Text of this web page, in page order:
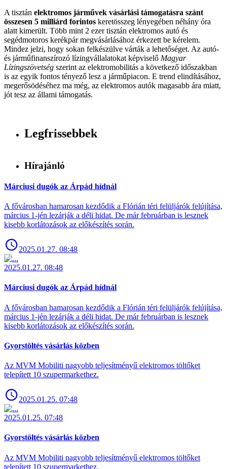
A tisztán elektromos járművek vásárlási támogatásra szánt
összesen 5 milliárd forintos keretösszeg lényegében néhány óra
alatt kimerült. Több mint 2 ezer tisztán elektromos autó és
segédmotoros kerékpár megvásárlásához érkezett be kérelem.
Mindez jelzi, hogy sokan felkészülve várták a lehetőséget. Az autó-
és járműfinanszírozó lízingvállalatokat képviselő Magyar
Lízingszövetség szerint az elektromobilitás a következő időszakban
is az egyik fontos tényező lesz a járműpiacon. E trend elindításához,
megerősödéséhez ma még, az elektromos autók magasabb ára miatt,
jót tesz az állami támogatás.
Legfrissebbek
Hírajánló
Márciusi dugók az Árpád hídnál
A fővárosban hamarosan kezdődik a Flórián téri felüljárók felújítása,
március 1-jén lezárják a déli hidat. De már februárban is lesznek
kisebb korlátozások az előkészítés során.
2025.01.27. 08:48
2025.01.27. 08:48
Márciusi dugók az Árpád hídnál
A fővárosban hamarosan kezdődik a Flórián téri felüljárók felújítása,
március 1-jén lezárják a déli hidat. De már februárban is lesznek
kisebb korlátozások az előkészítés során.
Gyorstöltés vásárlás közben
Az MVM Mobiliti nagyobb teljesítményű elektromos töltőket
telepített 10 szupermarkethez.
2025.01.25. 07:48
2025.01.25. 07:48
Gyorstöltés vásárlás közben
Az MVM Mobiliti nagyobb teljesítményű elektromos töltőket
telepített 10 szupermarkethez.